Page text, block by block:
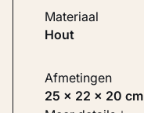
Materiaal
Hout
Afmetingen
25 × 22 × 20 cm